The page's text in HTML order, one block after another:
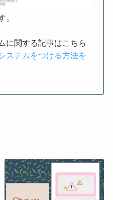
。
に関する記事はこちら
ステムをつける方法を